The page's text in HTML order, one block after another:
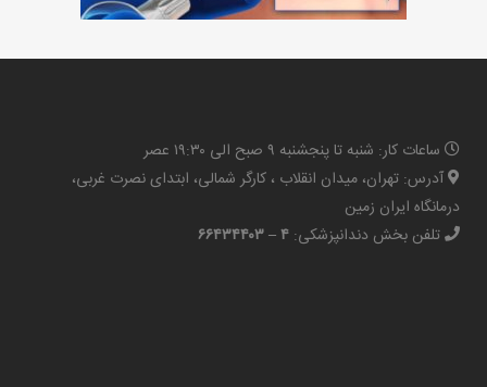
ساعات کار: شنبه تا پنجشنبه ۹ صبح الی ۱۹:۳۰ عصر
آدرس: تهران، میدان انقلاب ، کارگر شمالی، ابتدای نصرت غربی،
درمانگاه ایران زمین
تلفن بخش دندانپزشکی: ۴ – ۶۶۴۳۴۴۰۳